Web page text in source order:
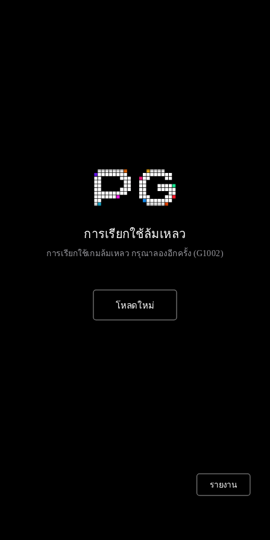
การเรียกใช้ล้มเหลว
การเรียกใช้เกมล้มเหลว กรุณาลองอีกครั้ง (G1002)
โหลดใหม่
รายงาน